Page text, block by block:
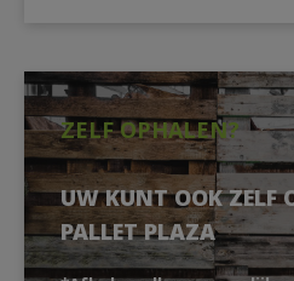
ZELF OPHALEN?
UW KUNT OOK ZELF
PALLET PLAZA